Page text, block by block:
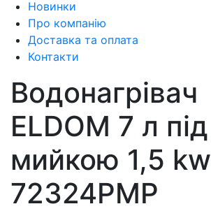
Новинки
Про компанію
Доставка та оплата
Контакти
Водонагрівач
ELDOM 7 л під
мийкою 1,5 kw
72324PMP